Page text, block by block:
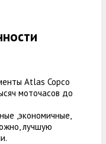
Atlas Copco
моточасов до
,экономичные,
лучшую